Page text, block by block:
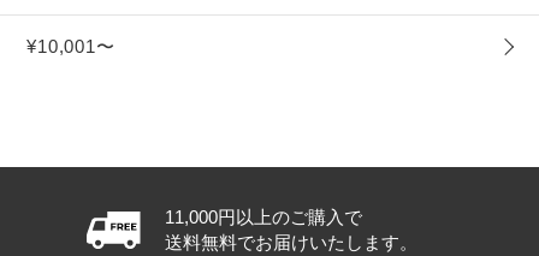
¥10,001〜
11,000円以上のご購入で
送料無料でお届けいたします。